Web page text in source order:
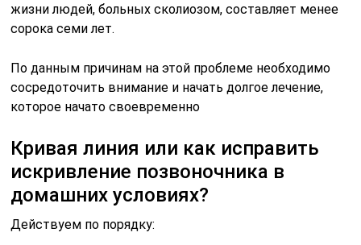
жизни людей, больных сколиозом, составляет менее
сорока семи лет.
По данным причинам на этой проблеме необходимо
сосредоточить внимание и начать долгое лечение,
которое начато своевременно
Кривая линия или как исправить
искривление позвоночника в
домашних условиях?
Действуем по порядку: